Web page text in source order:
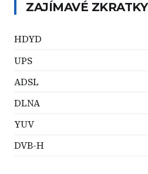
ZAJÍMAVÉ ZKRATKY
HDYD
UPS
ADSL
DLNA
YUV
DVB-H